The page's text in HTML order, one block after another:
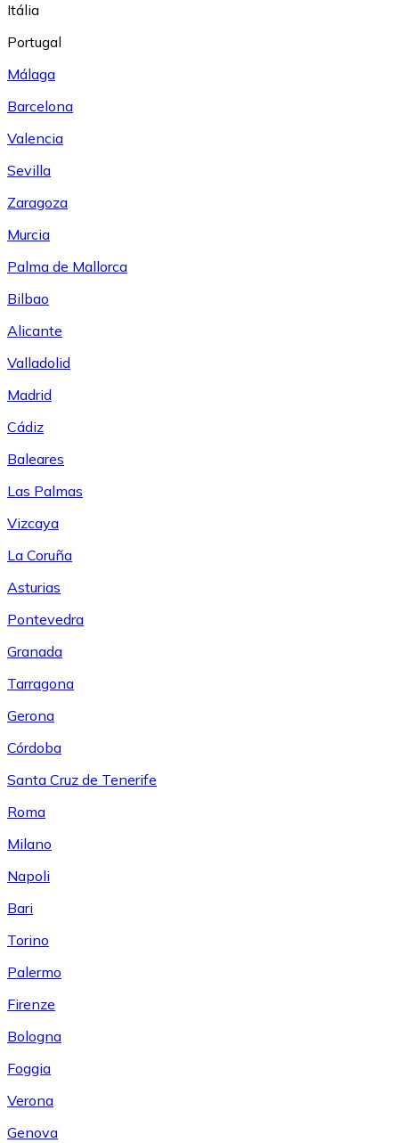
Itália
Portugal
Málaga
Barcelona
Valencia
Sevilla
Zaragoza
Murcia
Palma de Mallorca
Bilbao
Alicante
Valladolid
Madrid
Cádiz
Baleares
Las Palmas
Vizcaya
La Coruña
Asturias
Pontevedra
Granada
Tarragona
Gerona
Córdoba
Santa Cruz de Tenerife
Roma
Milano
Napoli
Bari
Torino
Palermo
Firenze
Bologna
Foggia
Verona
Genova